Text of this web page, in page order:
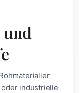
und
industrielle